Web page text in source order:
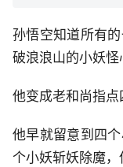
孙悟空知道所有
破浪浪山的小妖怪
他变成老和尚指点
他早就留意到四
个小妖斩妖除魔，